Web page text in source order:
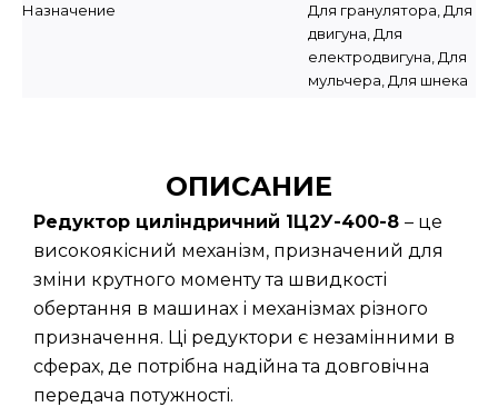
Назначение
Для гранулятора, Для
двигуна, Для
електродвигуна, Для
мульчера, Для шнека
ОПИСАНИЕ
Редуктор циліндричний 1Ц2У-400-8 – це
високоякісний механізм, призначений для
зміни крутного моменту та швидкості
обертання в машинах і механізмах різного
призначення. Ці редуктори є незамінними в
сферах, де потрібна надійна та довговічна
передача потужності.